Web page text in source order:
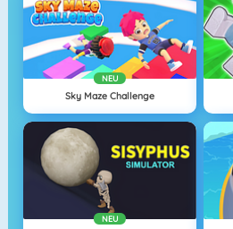
NEU
Sky Maze Challenge
NEU